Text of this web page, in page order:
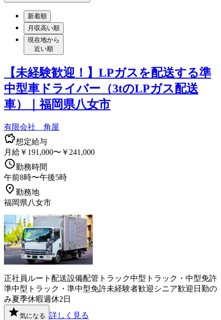
新着順
月収高い順
現在地から
近い順
【未経験歓迎！】LPガスを配送する準
中型車ドライバー（3tのLPガス配送
車）｜福岡県八女市
有限会社 角屋
想定給与
月給￥191,000〜￥241,000
勤務時間
午前8時〜午後5時
勤務地
福岡県八女市
正社員 ルート配送設備配管 トラック中型トラック・中型免許
準中型トラック・準中型免許未経験者歓迎 シニア歓迎 日勤の
み夏季休暇週休2日
気になる 詳しく見る